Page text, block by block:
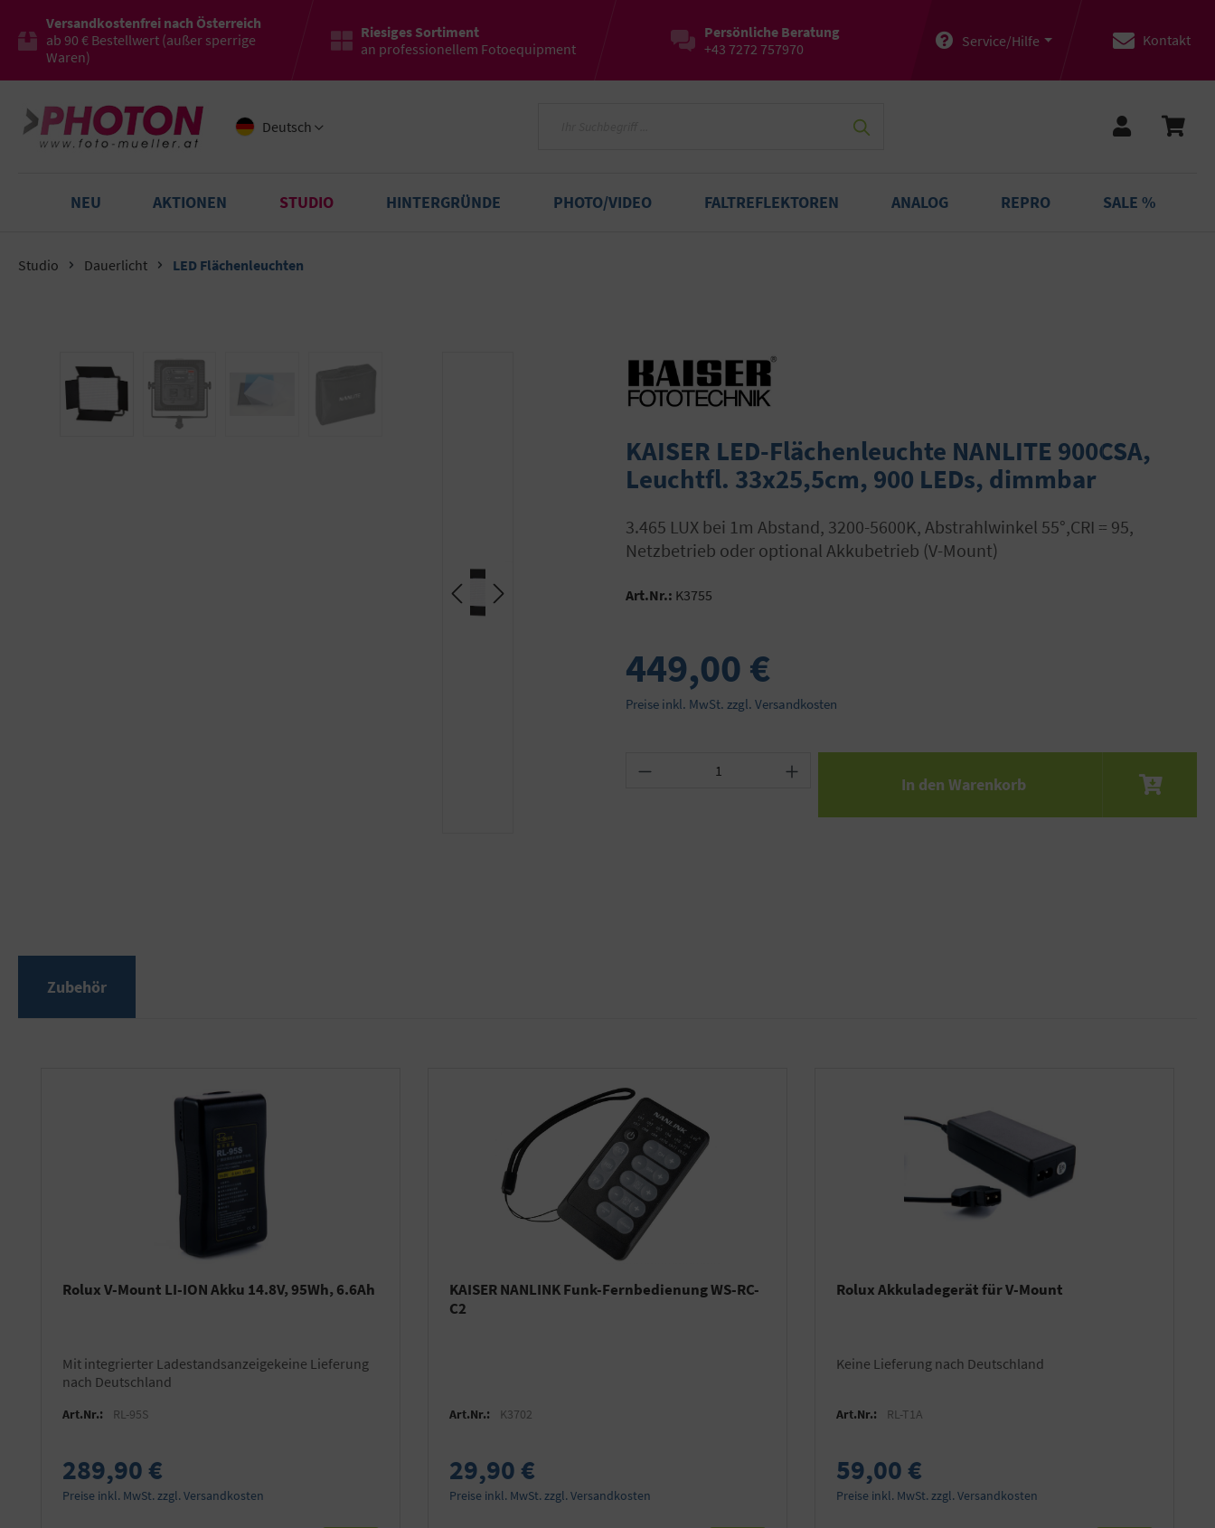
Versandkostenfrei nach Österreich
ab 90 € Bestellwert (außer sperrige
Waren)
Riesiges Sortiment
an professionellem Fotoequipment
Persönliche Beratung
+43 7272 757970
Service/Hilfe Kontakt
Deutsch
NEU AKTIONEN STUDIO HINTERGRÜNDE PHOTO/VIDEO FALTREFLEKTOREN ANALOG REPRO SALE %
Studio Dauerlicht LED Flächenleuchten
Bildergalerie überspringen
KAISER LED-Flächenleuchte NANLITE 900CSA,
Leuchtfl. 33x25,5cm, 900 LEDs, dimmbar
3.465 LUX bei 1m Abstand, 3200-5600K, Abstrahlwinkel 55°,CRI = 95,
Netzbetrieb oder optional Akkubetrieb (V-Mount)
Art.Nr.: K3755
449,00 €
Preise inkl. MwSt. zzgl. Versandkosten
Produkt Anzahl: Gib den gewünschten Wert ein oder benutze
In den Warenkorb
Zubehör
Rolux V-Mount LI-ION Akku 14.8V, 95Wh, 6.6Ah
mit integrierter Ladestandsanzeigekeine Lieferung
nach Deutschland
Art.Nr.: RL-95S
289,90 €
Preise inkl. MwSt. zzgl. Versandkosten
KAISER NANLINK Funk-Fernbedienung WS-RC-
C2
Art.Nr.: K3702
29,90 €
Preise inkl. MwSt. zzgl. Versandkosten
Rolux Akkuladegerät für V-Mount
keine Lieferung nach Deutschland
Art.Nr.: RL-T1A
59,00 €
Preise inkl. MwSt. zzgl. Versandkosten